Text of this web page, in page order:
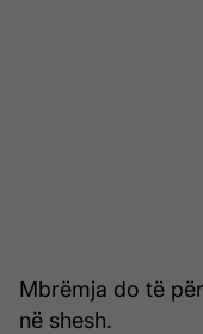
Mbrëmja do të
në shesh.